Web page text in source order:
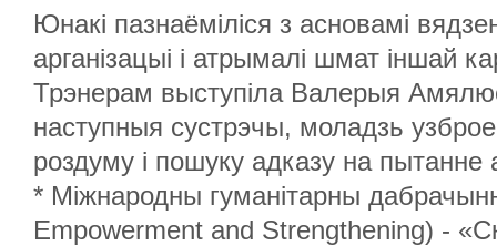
Юнакі пазнаёміліся з асновамі
арганізацыі і атрымалі шмат іншай
Трэнерам выступіла Валерыя
наступныя сустрэчы, моладзь
роздуму і пошуку адказу на пытанне
* Міжнародны гуманітарны
Empowerment and Strengthening) -